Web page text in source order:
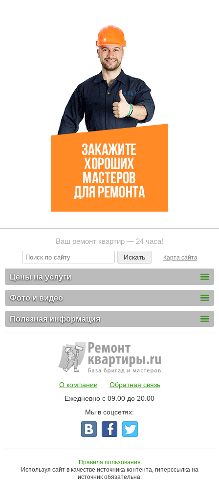
Ваш ремонт квартир — 24 часа!
Карта сайта
Цены на услуги
Фото и видео
Полезная информация
О компании
Обратная связь
Ежедневно с 09.00 до 20.00
Мы в соцсетях:
Правила пользования
Используя сайт в качестве источника контента, гиперссылка на
источник обязательна.